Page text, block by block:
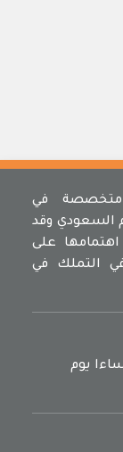
متخصصة في
السعودي وقد
اهتمامها على
التملك في
الساعة 4:00 مساءا الى 9:00 مساءا يوم